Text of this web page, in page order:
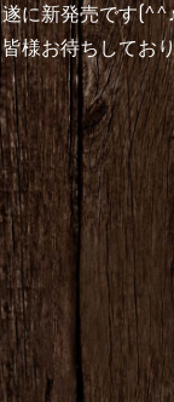
遂に新発売です
皆様お待ちしてお